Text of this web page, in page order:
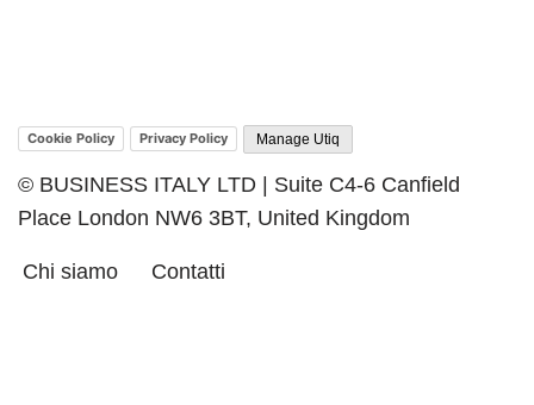
Cookie Policy Privacy Policy Manage Utiq
© BUSINESS ITALY LTD | Suite C4-6 Canfield
Place London NW6 3BT, United Kingdom
Chi siamo Contatti